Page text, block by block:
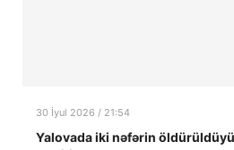
30 İyul 2026 / 21:54
Yalovada iki nəfərin